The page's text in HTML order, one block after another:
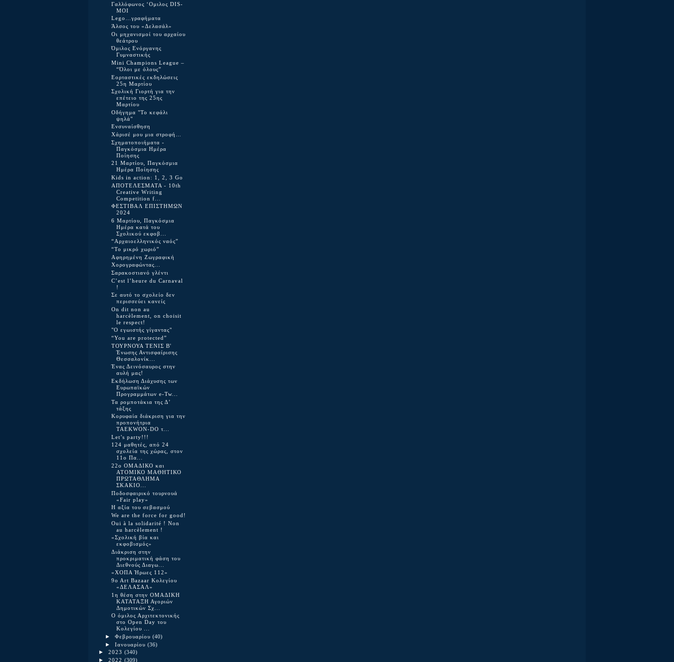
Γαλλόφωνος ‘Ομιλος DIS-
MOI
Lego…γραφήματα
Άλσος του «Δελασάλ»
Οι μηχανισμοί του αρχαίου
θεάτρου
Όμιλος Ενόργανης
Γυμναστικής
Mini Champions League –
“Όλοι με όλους”
Εορταστικές εκδηλώσεις
25η Μαρτίου
Σχολική Γιορτή για την
επέτειο της 25ης
Μαρτίου
Οδήγημα "Το κεφάλι
ψηλά"
Ενσυναίσθηση
Χάρισέ μου μια στροφή…
Σχηματοποιήματα -
Παγκόσμια Ημέρα
Ποίησης
21 Μαρτίου, Παγκόσμια
Ημέρα Ποίησης
Kids in action: 1, 2, 3 Go
ΑΠΟΤΕΛΕΣΜΑΤΑ - 10th
Creative Writing
Competition f...
ΦΕΣΤΙΒΑΛ ΕΠΙΣΤΗΜΩΝ
2024
6 Μαρτίου, Παγκόσμια
Ημέρα κατά του
Σχολικού εκφοβ...
“Αρχαιοελληνικός ναός”
“Το μικρό χωριό”
Αφηρημένη Ζωγραφική
Χορογραφώντας...
Σαρακοστιανό γλέντι
C’est l’heure du Carnaval
!
Σε αυτό το σχολείο δεν
περισσεύει κανείς
On dit non au
harcèlement, on choisit
le respect!
"Ο εγωιστής γίγαντας"
“You are protected”
ΤΟΥΡΝΟΥΑ TΕΝΙΣ Β'
Ένωσης Αντισφαίρισης
Θεσσαλονίκ...
Ένας Δεινόσαυρος στην
αυλή μας!
Εκδήλωση Διάχυσης των
Ευρωπαϊκών
Προγραμμάτων e-Tw...
Τα ρομποτάκια της Δ’
τάξης
Κορυφαία διάκριση για την
προπονήτρια
TAEKWON-DO τ...
Let’s party!!!
124 μαθητές, από 24
σχολεία της χώρας, στον
11ο Πα...
22o ΟΜΑΔΙΚΟ και
ΑΤΟΜΙΚΟ ΜΑΘΗΤΙΚΟ
ΠΡΩΤΑΘΛΗΜΑ
ΣΚΑΚΙΟ...
Ποδοσφαιρικό τουρνουά
«Fair play»
Η αξία του σεβασμού
We are the force for good!
Oui à la solidarité ! Non
au harcèlement !
«Σχολική βία και
εκφοβισμός»
Διάκριση στην
προκριματική φάση του
Διεθνούς Διαγω...
«ΧΟΠΑ Ήρωες 112»
9o Art Bazaar Κολεγίου
«ΔΕΛΑΣΑΛ»
1η θέση στην ΟΜΑΔΙΚΗ
ΚΑΤΑΤΑΞΗ Αγοριών
Δημοτικών Σχ...
Ο όμιλος Αρχιτεκτονικής
στο Open Day του
Κολεγίου ...
► Φεβρουαρίου (40)
► Ιανουαρίου (36)
► 2023 (340)
► 2022 (309)